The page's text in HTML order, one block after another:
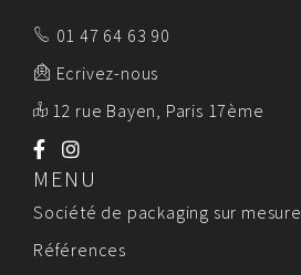
01 47 64 63 90
Ecrivez-nous
12 rue Bayen, Paris 17ème
MENU
Société de packaging sur mesure
Références